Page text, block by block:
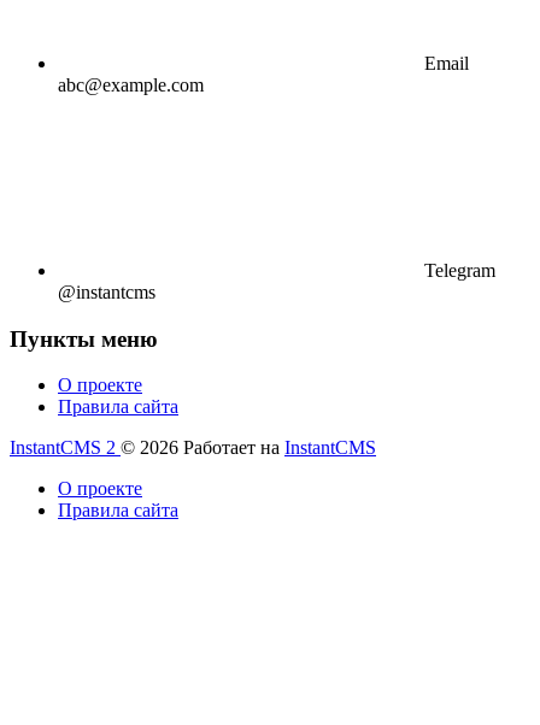
Email
abc@example.com
Telegram
@instantcms
Пункты меню
О проекте
Правила сайта
InstantCMS 2 © 2026 Работает на InstantCMS
О проекте
Правила сайта